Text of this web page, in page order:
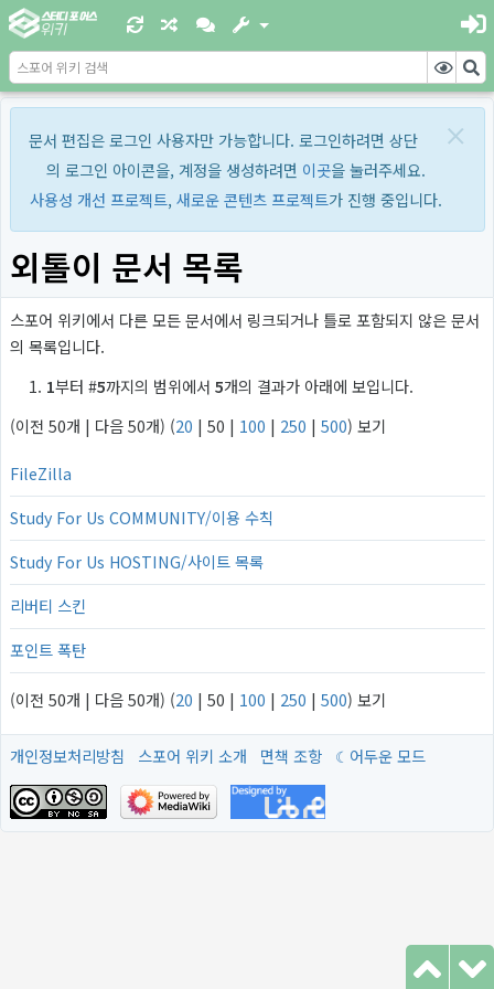
×
문서 편집은 로그인 사용자만 가능합니다. 로그인하려면 상단
의 로그인 아이콘을, 계정을 생성하려면 이곳을 눌러주세요.
사용성 개선 프로젝트, 새로운 콘텐츠 프로젝트가 진행 중입니다.
외톨이 문서 목록
스포어 위키에서 다른 모든 문서에서 링크되거나 틀로 포함되지 않은 문서
의 목록입니다.
1부터 #5까지의 범위에서 5개의 결과가 아래에 보입니다.
(이전 50개 | 다음 50개) (20 | 50 | 100 | 250 | 500) 보기
FileZilla
Study For Us COMMUNITY/이용 수칙
Study For Us HOSTING/사이트 목록
리버티 스킨
포인트 폭탄
(이전 50개 | 다음 50개) (20 | 50 | 100 | 250 | 500) 보기
개인정보처리방침 스포어 위키 소개 면책 조항 어두운 모드